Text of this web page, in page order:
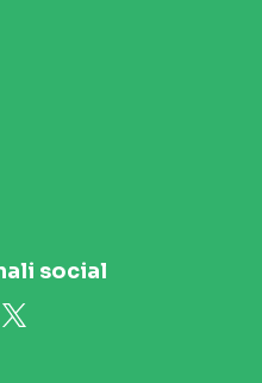
social